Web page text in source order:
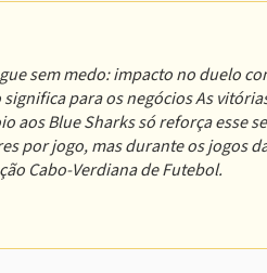
sem medo: impacto no duelo
para os negócios As
aos Blue Sharks só reforça esse
por jogo, mas durante os jogos
Cabo-Verdiana de Futebol.